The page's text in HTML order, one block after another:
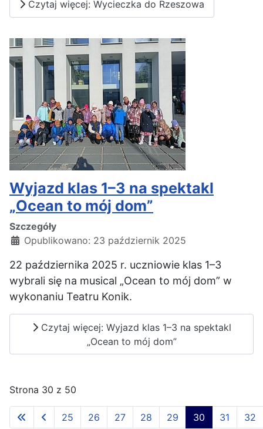
Czytaj więcej: Wycieczka do Rzeszowa
Wyjazd klas 1–3 na spektakl
„Ocean to mój dom”
Szczegóły
Opublikowano: 23 październik 2025
22 października 2025 r. uczniowie klas 1–3
wybrali się na musical „Ocean to mój dom” w
wykonaniu Teatru Konik.
Czytaj więcej: Wyjazd klas 1–3 na spektakl
„Ocean to mój dom”
Strona 30 z 50
25 26 27 28 29 30 31 32